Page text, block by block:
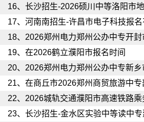
16、 长沙招生-2026硕川中等洛阳市
17、 河南南招生-许昌市电子科技报
18、 2026郑州电力郑州公办中专开
19、 在2026鹤立濮阳市报名时间
20、 2026郑州电力郑州公办中专新
21、 在商丘市2026郑州商贸旅游中专
22、 2026城轨交通濮阳市高速铁路乘
23、 长沙招生-金水区实验中等读中专建